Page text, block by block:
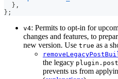
} ,
} ;
v4: Permits to opt-in for
changes and features, to
new version. Use true as a
the legacy
prevents us from